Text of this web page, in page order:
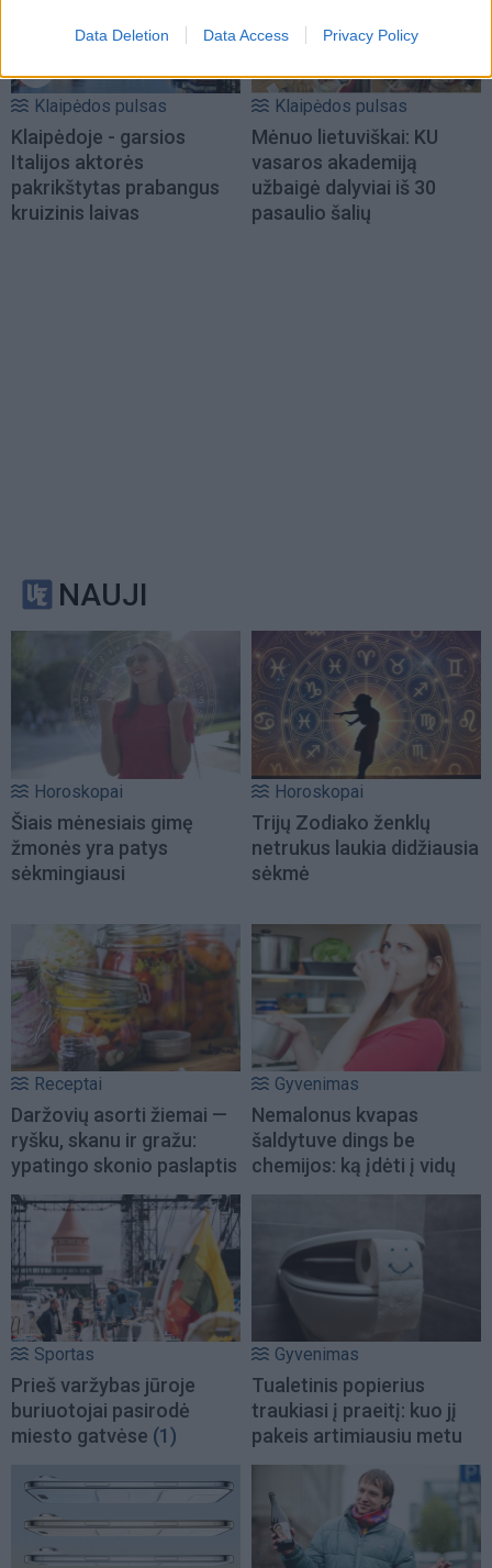
Data Deletion Data Access Privacy Policy
Klaipėdos pulsas
Klaipėdoje - garsios
Italijos aktorės
pakrikštytas prabangus
kruizinis laivas
Klaipėdos pulsas
Mėnuo lietuviškai: KU
vasaros akademiją
užbaigė dalyviai iš 30
pasaulio šalių
NAUJI
Horoskopai
Šiais mėnesiais gimę
žmonės yra patys
sėkmingiausi
Horoskopai
Trijų Zodiako ženklų
netrukus laukia didžiausia
sėkmė
Receptai
Daržovių asorti žiemai —
ryšku, skanu ir gražu:
ypatingo skonio paslaptis
Gyvenimas
Nemalonus kvapas
šaldytuve dings be
chemijos: ką įdėti į vidų
Sportas
Prieš varžybas jūroje
buriuotojai pasirodė
miesto gatvėse (1)
Gyvenimas
Tualetinis popierius
traukiasi į praeitį: kuo jį
pakeis artimiausiu metu